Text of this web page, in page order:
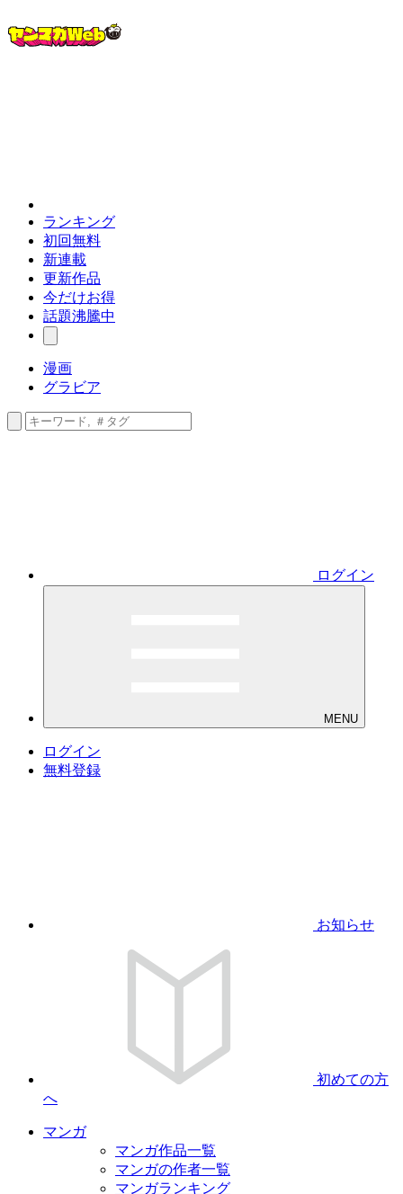
ランキング
初回無料
新連載
更新作品
今だけお得
話題沸騰中
漫画
グラビア
ログイン
MENU
ログイン
無料登録
お知らせ
初めての方
へ
マンガ
マンガ作品一覧
マンガの作者一覧
マンガランキング